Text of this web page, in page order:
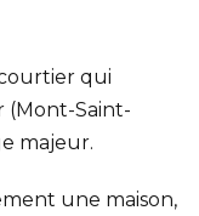
qui
(Mont-Saint-
majeur.
une maison,